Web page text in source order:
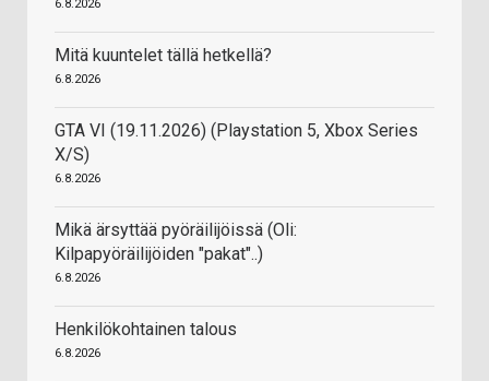
6.8.2026
Mitä kuuntelet tällä hetkellä?
6.8.2026
GTA VI (19.11.2026) (Playstation 5, Xbox Series
X/S)
6.8.2026
Mikä ärsyttää pyöräilijöissä (Oli:
Kilpapyöräilijöiden "pakat"..)
6.8.2026
Henkilökohtainen talous
6.8.2026